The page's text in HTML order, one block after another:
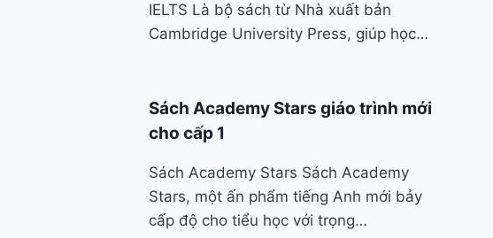
IELTS Là bộ sách từ Nhà xuất bản
Cambridge University Press, giúp học…
Sách Academy Stars giáo trình mới
cho cấp 1
Sách Academy Stars Sách Academy
Stars, một ấn phẩm tiếng Anh mới bảy
cấp độ cho tiểu học với trọng…